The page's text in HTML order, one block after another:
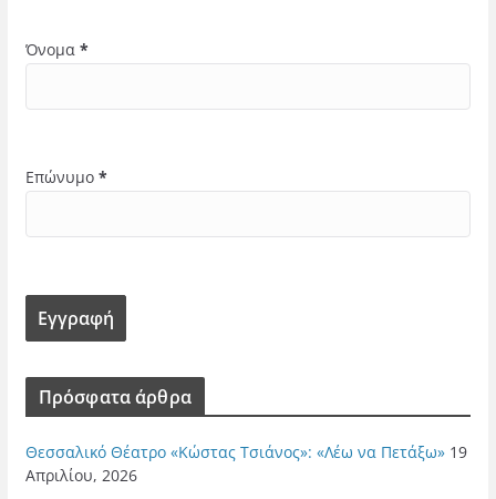
Όνομα *
Επώνυμο *
Πρόσφατα άρθρα
Θεσσαλικό Θέατρο «Κώστας Τσιάνος»: «Λέω να Πετάξω» 19
Απριλίου, 2026